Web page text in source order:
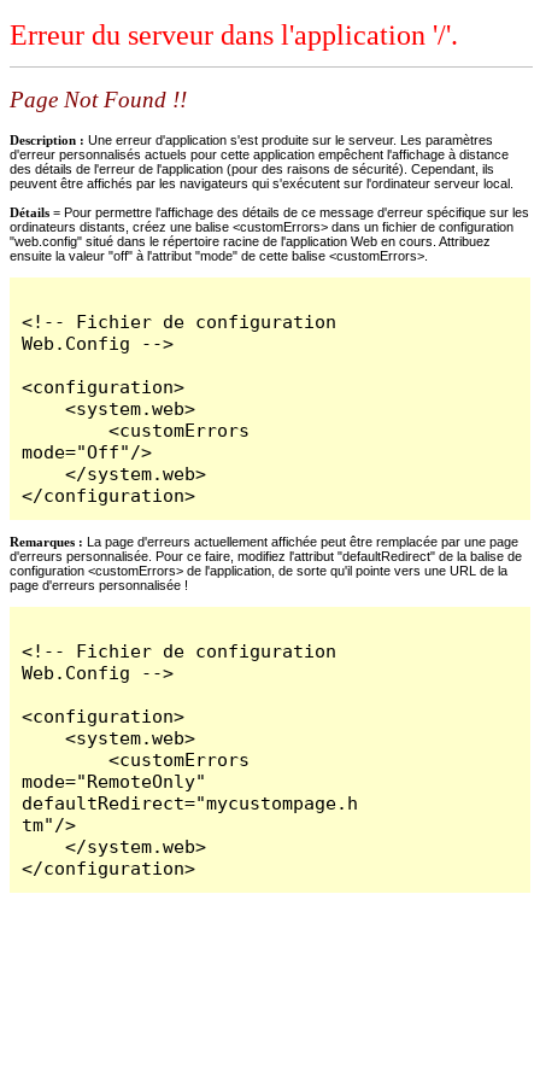
Erreur du serveur dans l'application '/'.
Page Not Found !!
Description : Une erreur d'application s'est produite sur le serveur. Les paramètres
d'erreur personnalisés actuels pour cette application empêchent l'affichage à distance
des détails de l'erreur de l'application (pour des raisons de sécurité). Cependant, ils
peuvent être affichés par les navigateurs qui s'exécutent sur l'ordinateur serveur local.
Détails = Pour permettre l'affichage des détails de ce message d'erreur spécifique sur les
ordinateurs distants, créez une balise <customErrors> dans un fichier de configuration
"web.config" situé dans le répertoire racine de l'application Web en cours. Attribuez
ensuite la valeur "off" à l'attribut "mode" de cette balise <customErrors>.
<!-- Fichier de configuration
Web.Config -->
<configuration>
    <system.web>
        <customErrors
mode="Off"/>
    </system.web>
</configuration>
Remarques : La page d'erreurs actuellement affichée peut être remplacée par une page
d'erreurs personnalisée. Pour ce faire, modifiez l'attribut "defaultRedirect" de la balise de
configuration <customErrors> de l'application, de sorte qu'il pointe vers une URL de la
page d'erreurs personnalisée !
<!-- Fichier de configuration
Web.Config -->
<configuration>
    <system.web>
        <customErrors
mode="RemoteOnly"
defaultRedirect="mycustompage.h
tm"/>
    </system.web>
</configuration>